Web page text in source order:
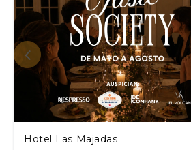
Hotel Las Majadas